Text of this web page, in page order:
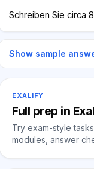
Schreiben Sie circa
Show sample
EXALIFY
Full prep in
Try exam-style
modules, answer